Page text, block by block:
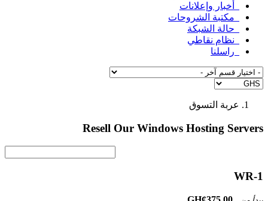
أخبار وإعلانات
مكتبة الشروحات
حالة الشبكة
نظام نقاطي
راسلنا
عربة التسوق
Resell Our Windows Hosting Servers
WR-1